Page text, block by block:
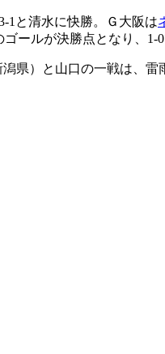
1と清水に快勝。Ｇ大阪は
ゴールが決勝点となり、1-
県）と山口の一戦は、雷